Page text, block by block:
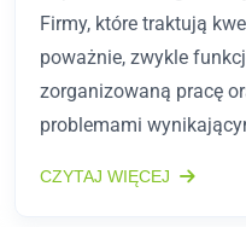
Firmy, które traktują
poważnie, zwykle
zorganizowaną pracę
problemami
CZYTAJ WIĘCEJ